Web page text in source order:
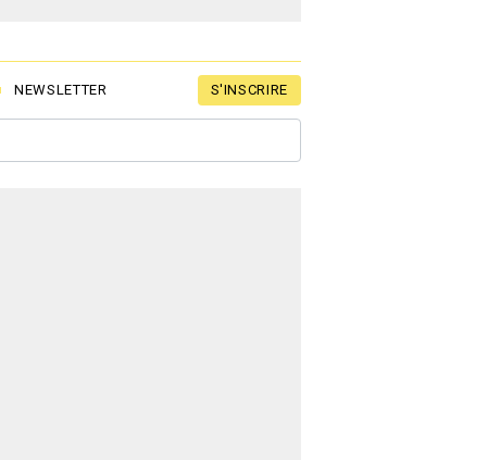
NEWSLETTER S'INSCRIRE